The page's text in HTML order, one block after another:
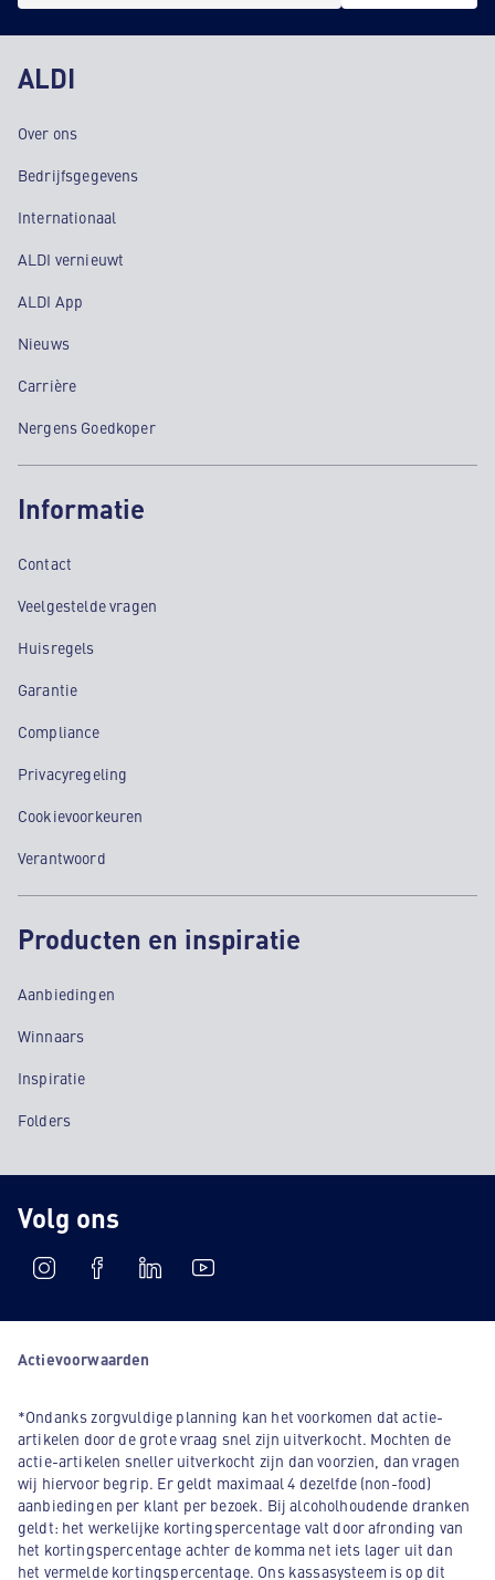
ALDI
Over ons
Bedrijfsgegevens
Internationaal
ALDI vernieuwt
ALDI App
Nieuws
Carrière
Nergens Goedkoper
Informatie
Contact
Veelgestelde vragen
Huisregels
Garantie
Compliance
Privacyregeling
Cookievoorkeuren
Verantwoord
Producten en inspiratie
Aanbiedingen
Winnaars
Inspiratie
Folders
Volg ons
Actievoorwaarden
*Ondanks zorgvuldige planning kan het voorkomen dat actie-
artikelen door de grote vraag snel zijn uitverkocht. Mochten de
actie-artikelen sneller uitverkocht zijn dan voorzien, dan vragen
wij hiervoor begrip. Er geldt maximaal 4 dezelfde (non-food)
aanbiedingen per klant per bezoek. Bij alcoholhoudende dranken
geldt: het werkelijke kortingspercentage valt door afronding van
het kortingspercentage achter de komma net iets lager uit dan
het vermelde kortingspercentage. Ons kassasysteem is op dit